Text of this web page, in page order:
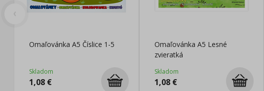
Omaľovánka A5 Číslice 1-5
Skladom
1,08 €
Omaľovánka A5 Lesné
zvieratká
Skladom
1,08€